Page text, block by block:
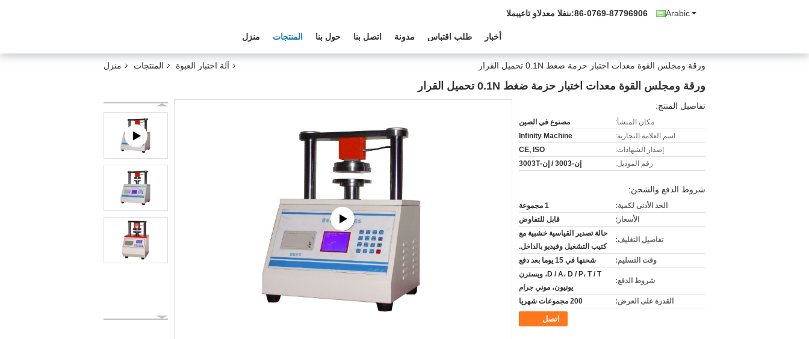
Arabic المبيعات والدعم الفنى:86-0769-87796906
منزل المنتجات حول بنا اتصل بنا مدونة طلب اقتباس أخبار
منزل المنتجات آلة اختبار العبوة ورقة ومجلس القوة معدات اختبار حزمة ضغط 0.1N تحميل القرار
ورقة ومجلس القوة معدات اختبار حزمة ضغط 0.1N تحميل القرار
تفاصيل المنتج:
مكان المنشأ:
مصنوع في الصين
اسم العلامة التجارية:
Infinity Machine
إصدار الشهادات:
CE, ISO
رقم الموديل:
إن-3003 / إن-3003T
شروط الدفع والشحن:
الحد الأدنى لكمية:
1 مجموعة
الأسعار:
قابل للتفاوض
تفاصيل التغليف:
حالة تصدير القياسية خشبية مع
كتيب التشغيل وفيديو بالداخل.
وقت التسليم:
شحنها في 15 يوما بعد دفع
شروط الدفع:
D / A، D / P، T / T، ويسترن
يونيون، موني جرام
القدرة على العرض:
200 مجموعات شهريا
اتصل